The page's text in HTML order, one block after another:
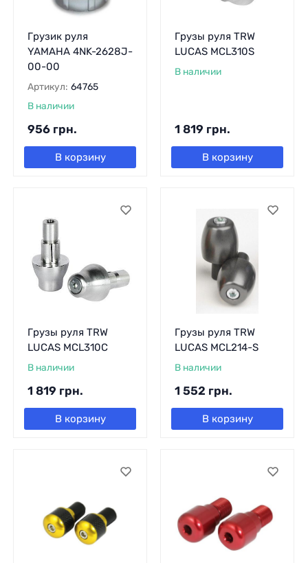
Грузик руля
YAMAHA 4NK-2628J-
00-00
Артикул: 64765
В наличии
956 грн.
В корзину
Грузы руля TRW
LUCAS MCL310S
В наличии
1 819 грн.
В корзину
Грузы руля TRW
LUCAS MCL310C
В наличии
1 819 грн.
В корзину
Грузы руля TRW
LUCAS MCL214-S
В наличии
1 552 грн.
В корзину